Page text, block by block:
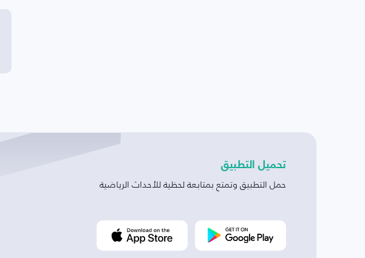
تحميل التطبيق
حمل التطبيق وتمتع بمتابعة لحظية للأحداث الرياضية